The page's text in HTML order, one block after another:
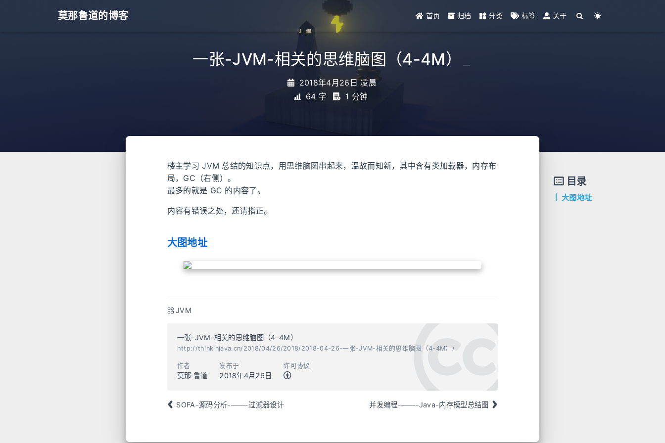
莫那鲁道的博客 首页 归档 分类 标签 关于
一张-JVM-相关的思维脑图（4-4M）
2018年4月26日 凌晨
64 字
1 分钟
楼主学习 JVM 总结的知识点，用思维脑图串起来，温故而知新，其中含有类加载器，内存布
局，GC（右侧）。
最多的就是 GC 的内容了。
内容有错误之处，还请指正。
大图地址
JVM
一张-JVM-相关的思维脑图（4-4M）
http://thinkinjava.cn/2018/04/26/2018/2018-04-26-一张-JVM-相关的思维脑图（4-4M）/
作者
莫那·鲁道
发布于
2018年4月26日
许可协议
SOFA-源码分析-——-过滤器设计 并发编程-——-Java-内存模型总结图
目录
大图地址